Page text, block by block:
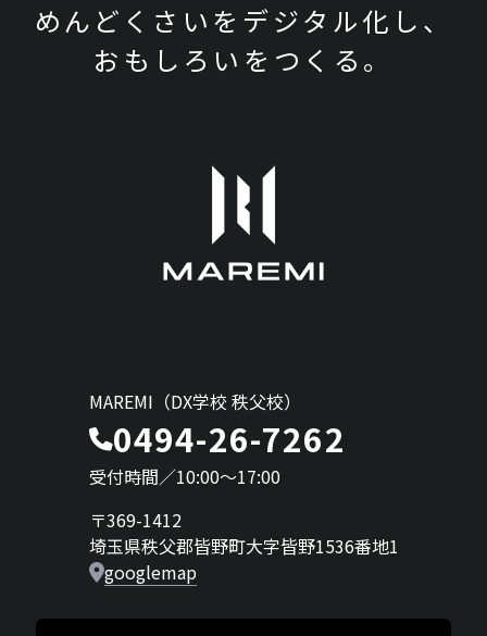
めんどくさいをデジタル化し、
おもしろいをつくる。
MAREMI（DX学校 秩父校）
0494-26-7262
受付時間／10:00〜17:00
〒369-1412
埼玉県秩父郡皆野町大字皆野1536番地1
googlemap